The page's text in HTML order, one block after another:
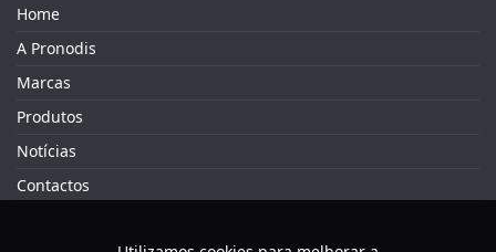
Home
A Pronodis
Marcas
Produtos
Notícias
Contactos